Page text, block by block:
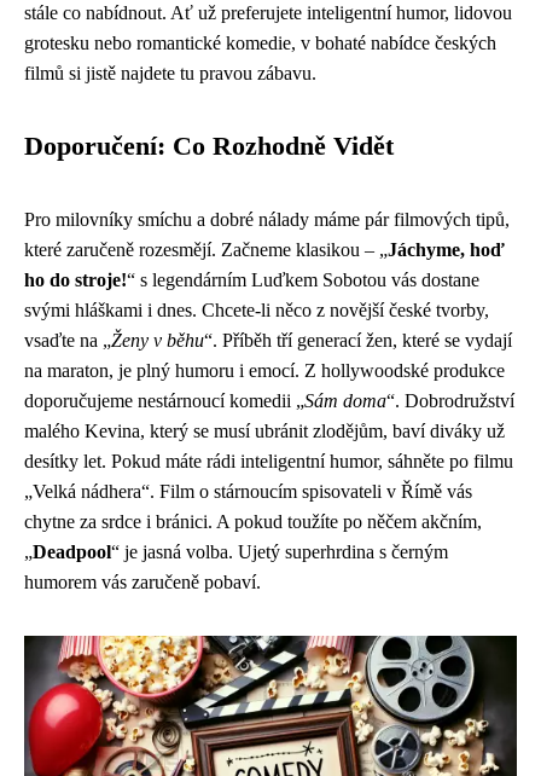
stále co nabídnout. Ať už preferujete inteligentní humor, lidovou
grotesku nebo romantické komedie, v bohaté nabídce českých
filmů si jistě najdete tu pravou zábavu.
Doporučení: Co Rozhodně Vidět
Pro milovníky smíchu a dobré nálady máme pár filmových tipů,
které zaručeně rozesmějí. Začneme klasikou – „Jáchyme, hoď
ho do stroje!“ s legendárním Luďkem Sobotou vás dostane
svými hláškami i dnes. Chcete-li něco z novější české tvorby,
vsaďte na „Ženy v běhu“. Příběh tří generací žen, které se vydají
na maraton, je plný humoru i emocí. Z hollywoodské produkce
doporučujeme nestárnoucí komedii „Sám doma“. Dobrodružství
malého Kevina, který se musí ubránit zlodějům, baví diváky už
desítky let. Pokud máte rádi inteligentní humor, sáhněte po filmu
„Velká nádhera“. Film o stárnoucím spisovateli v Římě vás
chytne za srdce i bránici. A pokud toužíte po něčem akčním,
„Deadpool“ je jasná volba. Ujetý superhrdina s černým
humorem vás zaručeně pobaví.